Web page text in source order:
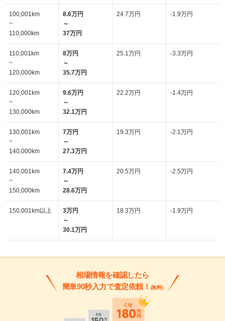
100,001km
~
110,000km
8.6万円
～
37万円
24.7万円 -1.9万円
110,001km
~
120,000km
8万円
～
35.7万円
25.1万円 -3.3万円
120,001km
~
130,000km
9.6万円
～
32.1万円
22.2万円 -1.4万円
130,001km
~
140,000km
7万円
～
27.3万円
19.3万円 -2.1万円
140,001km
~
150,000km
7.4万円
～
28.6万円
20.5万円 -2.5万円
150,001km以上
3万円
～
30.1万円
18.3万円 -1.9万円
相場情報を確認したら
簡単90秒入力で査定依頼！ (無料)